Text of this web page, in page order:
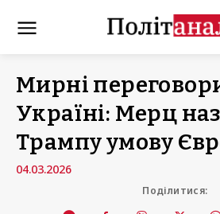
Мирні
Україні: Мерц
Трампу умову
04.03.2026
Поділитися: